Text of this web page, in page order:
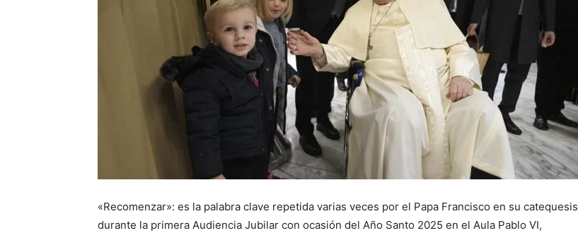
«Recomenzar»: es la palabra clave repetida varias veces por el Papa Francisco en su catequesis
durante la primera Audiencia Jubilar con ocasión del Año Santo 2025 en el Aula Pablo VI,